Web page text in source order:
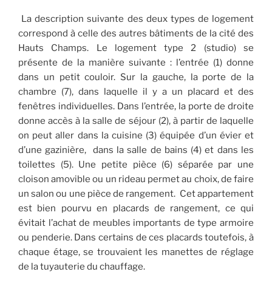
La description suivante des deux types de logement
correspond à celle des autres bâtiments de la cité des
Hauts Champs. Le logement type 2 (studio) se
présente de la manière suivante : l’entrée (1) donne
dans un petit couloir. Sur la gauche, la porte de la
chambre (7), dans laquelle il y a un placard et des
fenêtres individuelles. Dans l’entrée, la porte de droite
donne accès à la salle de séjour (2), à partir de laquelle
on peut aller dans la cuisine (3) équipée d’un évier et
d’une gazinière,
dans la salle de bains (4) et dans les
toilettes (5). Une petite pièce (6) séparée par une
cloison amovible ou un rideau permet au choix, de faire
un salon ou une pièce de rangement. Cet appartement
est bien pourvu en placards de rangement, ce qui
évitait l’achat de meubles importants de type armoire
ou penderie. Dans certains de ces placards toutefois, à
chaque étage, se trouvaient les manettes de réglage
de la tuyauterie du chauffage.